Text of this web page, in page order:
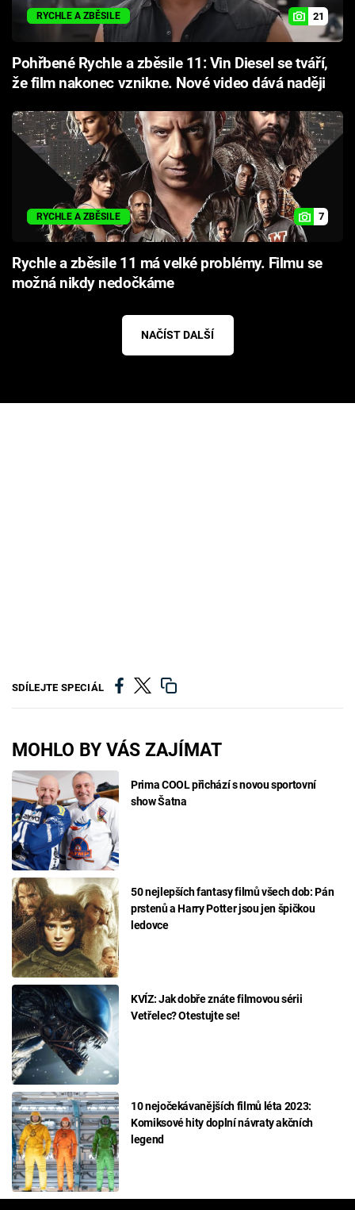
RYCHLE A ZBĚSILE 21
Pohřbené Rychle a zběsile 11: Vin Diesel se tváří,
že film nakonec vznikne. Nové video dává naději
RYCHLE A ZBĚSILE 7
Rychle a zběsile 11 má velké problémy. Filmu se
možná nikdy nedočkáme
NAČÍST DALŠÍ
SDÍLEJTE SPECIÁL
MOHLO BY VÁS ZAJÍMAT
Prima COOL přichází s novou sportovní
show Šatna
50 nejlepších fantasy filmů všech dob: Pán
prstenů a Harry Potter jsou jen špičkou
ledovce
KVÍZ: Jak dobře znáte filmovou sérii
Vetřelec? Otestujte se!
10 nejočekávanějších filmů léta 2023:
Komiksové hity doplní návraty akčních
legend